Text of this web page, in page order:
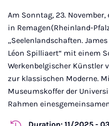
Am Sonntag, 23.
in Remagen(Rheinland-
„Seelenlandschaften.
Léon Spilliaert“ mit einem
Werkenbelgischer Künstler
zur klassischen Moderne.
Museumskoffer der
Rahmen